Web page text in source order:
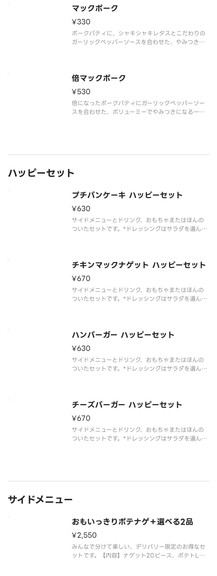
マックポーク
¥330
ポークパティに、シャキシャキレタスとこだわりの
ガーリックペッパーソースを合わせた、やみつきに
倍マックポーク
¥530
倍になったポークパティにガーリックペッパーソー
スを合わせた、ボリューミーでやみつきになる一
ハッピーセット
プチパンケーキ ハッピーセット
¥630
サイドメニューとドリンク、おもちゃまたはほんの
ついたセットです。*ドレッシングはサラダを選んだ
よう気を付けてお召し上が
チキンマックナゲット ハッピーセット
¥670
サイドメニューとドリンク、おもちゃまたはほんの
ついたセットです。*ドレッシングはサラダを選んだ
よう気を付けてお召し上が
ハンバーガー ハッピーセット
¥630
サイドメニューとドリンク、おもちゃまたはほんの
ついたセットです。*ドレッシングはサラダを選んだ
よう気を付けてお召し上が
チーズバーガー ハッピーセット
¥670
サイドメニューとドリンク、おもちゃまたはほんの
ついたセットです。*ドレッシングはサラダを選んだ
サイドメニュー
おもいっきりポテナゲ＋選べる2品
¥2,550
みんなで分けて楽しい、デリバリー限定のお得なセ
ットです。【内容】ナゲット20ピース、ポテトL×